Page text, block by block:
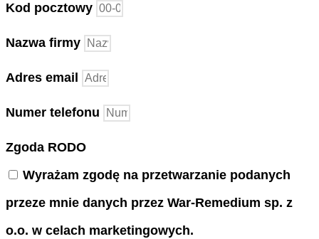
Kod pocztowy
Nazwa firmy
Adres email
Numer telefonu
Zgoda RODO
Wyrażam zgodę na przetwarzanie podanych
przeze mnie danych przez War-Remedium sp. z
o.o. w celach marketingowych.